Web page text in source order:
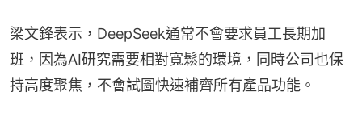
梁文鋒表示，DeepSeek通常不會要求員工長期加
班，因為AI研究需要相對寬鬆的環境，同時公司也保
持高度聚焦，不會試圖快速補齊所有產品功能。